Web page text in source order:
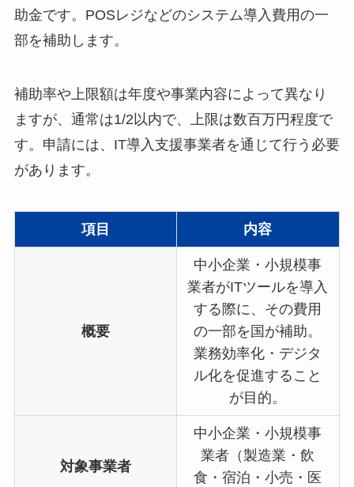
助金です。​POSレジなどのシステム導入費用の一
部を補助します。​
補助率や上限額は年度や事業内容によって異なり
ますが、通常は1/2以内で、上限は数百万円程度で
す。​申請には、IT導入支援事業者を通じて行う必要
があります。 ​
項目 内容
概要
中小企業・小規模事
業者がITツールを導入
する際に、その費用
の一部を国が補助。
業務効率化・デジタ
ル化を促進すること
が目的。
対象事業者
中小企業・小規模事
業者（製造業・飲
食・宿泊・小売・医